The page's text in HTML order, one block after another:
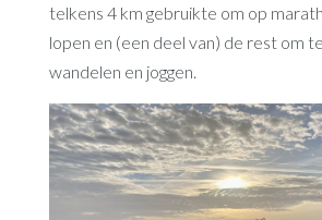
telkens 4 km gebruikte om op
lopen en (een deel van) de rest om
wandelen en joggen.